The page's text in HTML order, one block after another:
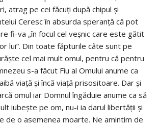
atrag pe cei făcuţi după chipul şi
Ceresc în absurda speranţă că pot
fi-va „în focul cel veşnic care este gătit
lui”. Din toate făpturile câte sunt pe
cel mai mult omul, pentru că pentru
s-a făcut Fiu al Omului anume ca
viaţă şi încă viaţă prisositoare. Dar şi
omul iar Domnul îngăduie anume ca să
iubeşte pe om, nu-i ia darul libertății şi
de o asemenea moarte. Ne amintim de